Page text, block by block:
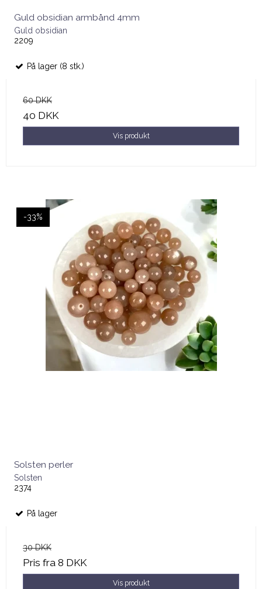
Guld obsidian armbånd 4mm
Guld obsidian
2209
På lager (8 stk.)
60 DKK
40 DKK
Vis produkt
-33%
Solsten perler
Solsten
2374
På lager
30 DKK
Pris fra 8 DKK
Vis produkt